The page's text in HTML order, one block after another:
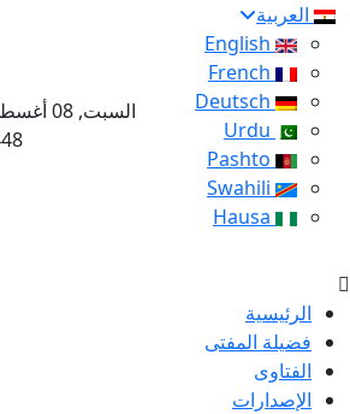
العربية
الرئيسية
فضيلة المفتى
الفتاوى
الإصدارات